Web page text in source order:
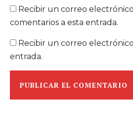
Recibir un correo
comentarios a esta entrada.
Recibir un correo
entrada.